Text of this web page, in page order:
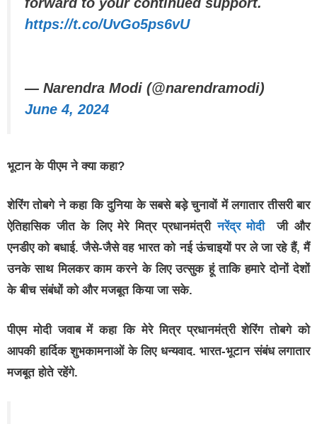
https://t.co/UvGo5ps6vU
— Narendra Modi (@narendramodi)
June 4, 2024
भूटान के पीएम ने क्या कहा?
शेरिंग तोबगे ने कहा कि दुनिया के सबसे बड़े चुनावों में लगातार तीसरी बार
ऐतिहासिक जीत के लिए मेरे मित्र प्रधानमंत्रीनरेंद्र मोदीजी और
एनडीए को बधाई. जैसे-जैसे वह भारत को नई ऊंचाइयों पर ले जा रहे हैं, मैं
उनके साथ मिलकर काम करने के लिए उत्सुक हूं ताकि हमारे दोनों देशों
के बीच संबंधों को और मजबूत किया जा सके.
पीएम मोदी जवाब में कहा कि मेरे मित्र प्रधानमंत्री शेरिंग तोबगे को
आपकी हार्दिक शुभकामनाओं के लिए धन्यवाद. भारत-भूटान संबंध लगातार
मजबूत होते रहेंगे.